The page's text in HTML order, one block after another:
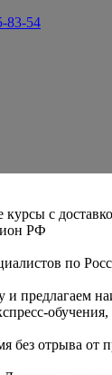
83-54
с
РФ
по
и предлагаем
без отрыва от